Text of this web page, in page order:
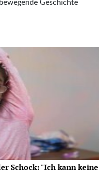
Geschichte
Schock: "Ich kann keine